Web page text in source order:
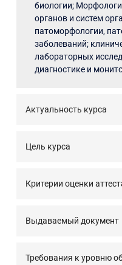
биологии;
органов и систем
патоморфологии,
заболеваний;
лабораторных
диагностике и
Актуальность курса
Цель курса
Критерии оценки
Выдаваемый документ
Требования к уровню